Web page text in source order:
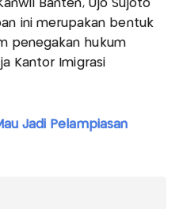
Banten, Ujo Sujoto
ini merupakan bentuk
penegakan hukum
Kantor Imigrasi
Jadi Pelampiasan